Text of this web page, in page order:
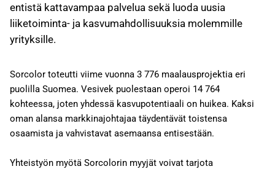
entistä kattavampaa palvelua sekä luoda uusia
liiketoiminta- ja kasvumahdollisuuksia molemmille
yrityksille.
Sorcolor toteutti viime vuonna 3 776 maalausprojektia eri
puolilla Suomea. Vesivek puolestaan operoi 14 764
kohteessa, joten yhdessä kasvupotentiaali on huikea. Kaksi
oman alansa markkinajohtajaa täydentävät toistensa
osaamista ja vahvistavat asemaansa entisestään.
Yhteistyön myötä Sorcolorin myyjät voivat tarjota